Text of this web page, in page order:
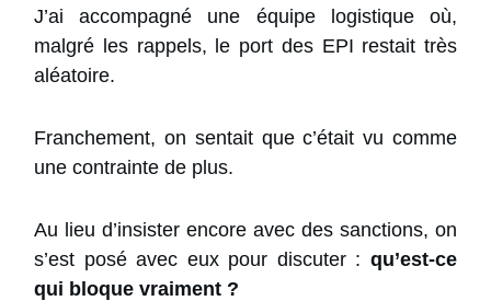
J’ai accompagné une équipe logistique où,
malgré les rappels, le port des EPI restait très
aléatoire.
Franchement, on sentait que c’était vu comme
une contrainte de plus.
Au lieu d’insister encore avec des sanctions, on
s’est posé avec eux pour discuter : qu’est-ce
qui bloque vraiment ?